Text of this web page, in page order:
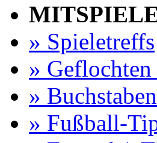
» Spieletreffs
»
»
» Fußball-